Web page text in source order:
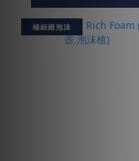
極細緻泡沫